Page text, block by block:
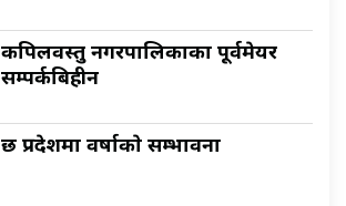
कपिलवस्तु नगरपालिकाका पूर्वमेयर
सम्पर्कबिहीन
छ प्रदेशमा वर्षाकाे सम्भावना